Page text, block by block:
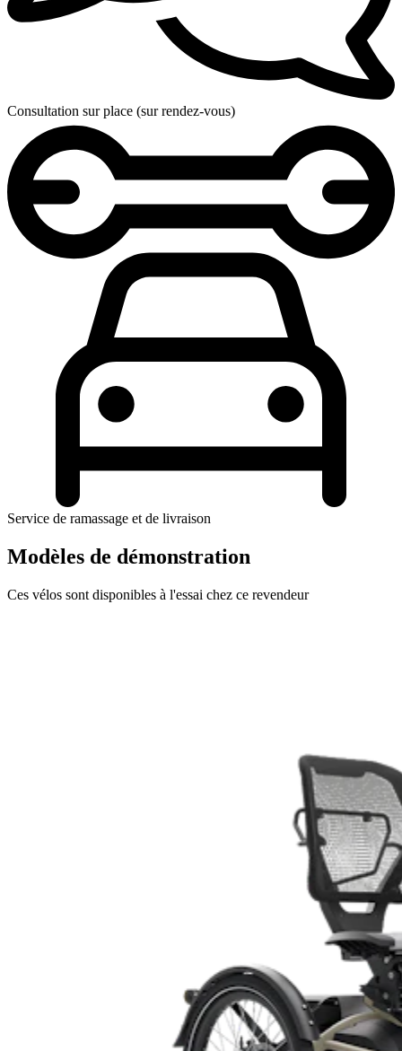
Consultation sur place (sur rendez-vous)
Service de ramassage et de livraison
Modèles de démonstration
Ces vélos sont disponibles à l'essai chez ce revendeur